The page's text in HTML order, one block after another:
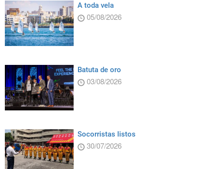
A toda vela
05/08/2026
Batuta de oro
03/08/2026
Socorristas listos
30/07/2026